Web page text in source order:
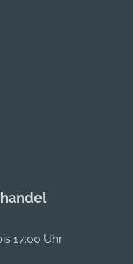
17:00 Uhr